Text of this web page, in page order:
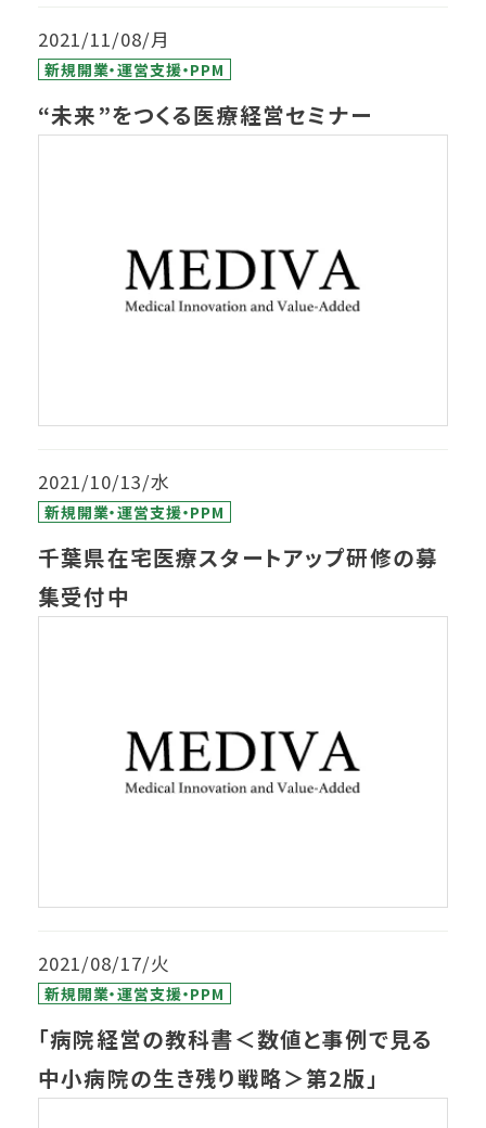
2021/11/08/月
新規開業・運営支援・PPM
“未来”をつくる医療経営セミナー
2021/10/13/水
新規開業・運営支援・PPM
千葉県在宅医療スタートアップ研修の募
集受付中
2021/08/17/火
新規開業・運営支援・PPM
「病院経営の教科書＜数値と事例で見る
中小病院の生き残り戦略＞第2版」